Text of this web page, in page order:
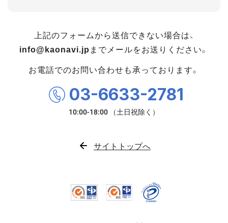
上記のフォームから送信できない場合は、
info@kaonavi.jp までメールをお送りください。
お電話でのお問い合わせも承っております。
03-6633-2781
サイトトップへ